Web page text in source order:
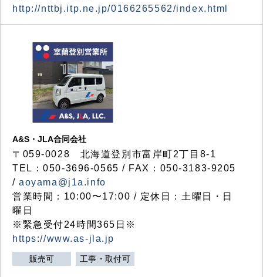
http://nttbj.itp.ne.jp/0166265562/index.html
A&S・JLA合同会社
〒 059-0028 北海道登別市富岸町2丁目 8-1
TEL：050-3696-0565 / FAX：050-3183-9205
/aoyama@j1a.info
営業時間：10:00〜17:00 / 定休日：土曜日・日
曜日
※緊急受付24時間365日※
https://www.as-jla.jp
販売可 工事・取付可